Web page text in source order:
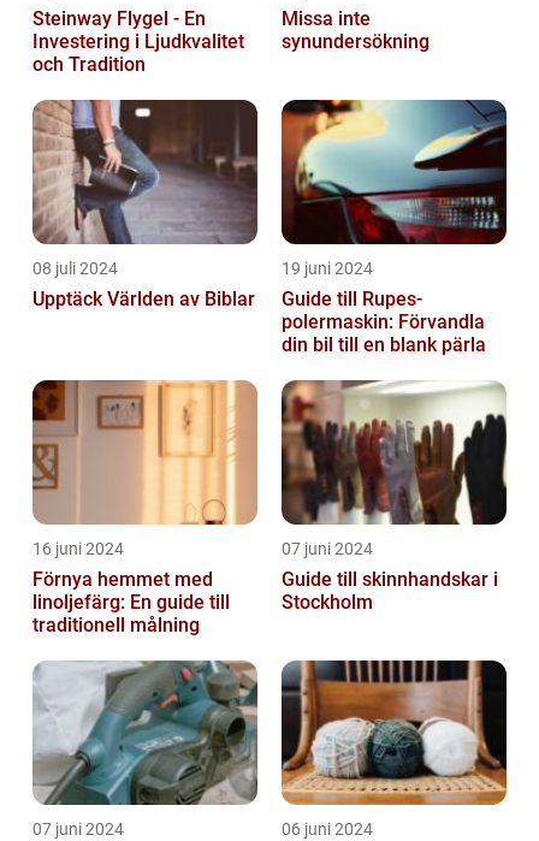
Steinway Flygel - En
Investering i Ljudkvalitet
och Tradition
Missa inte
synundersökning
08 juli 2024
Upptäck Världen av Biblar
19 juni 2024
Guide till Rupes-
polermaskin: Förvandla
din bil till en blank pärla
16 juni 2024
Förnya hemmet med
linoljefärg: En guide till
traditionell målning
07 juni 2024
Guide till skinnhandskar i
Stockholm
07 juni 2024 06 juni 2024